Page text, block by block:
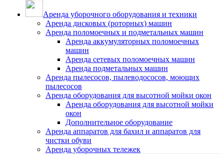
Аренда уборочного оборудования и техники
Аренда дисковых (роторных) машин
Аренда поломоечных и подметальных машин
Аренда аккумуляторных поломоечных
машин
Аренда сетевых поломоечных машин
Аренда подметальных машин
Аренда пылесосов, пылеводососов, моющих
пылесосов
Аренда оборудования для высотной мойки окон
Аренда оборудования для высотной мойки
окон
Дополнительное оборудование
Аренда аппаратов для бахил и аппаратов для
чистки обуви
Аренда уборочных тележек